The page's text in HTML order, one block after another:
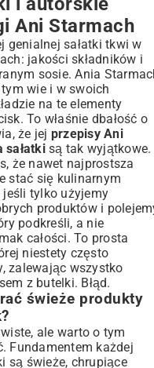
Ani Starmach
genialnej sałatki tkwi w
jakości składników i
sosie. Ania
wie i w swoich
na te elementy
To właśnie dbałość o
że jej przepisy Ani
sałatkisą tak wyjątkowe.
że nawet najprostsza
stać się kulinarnym
jeśli tylko użyjemy
produktów i
podkreśli, a nie
całości. To prosta
niestety często
zalewając wszystko
z butelki. Błąd.
świeże produkty
ale warto o tym
Fundamentem każdej
są świeże, chrupiące